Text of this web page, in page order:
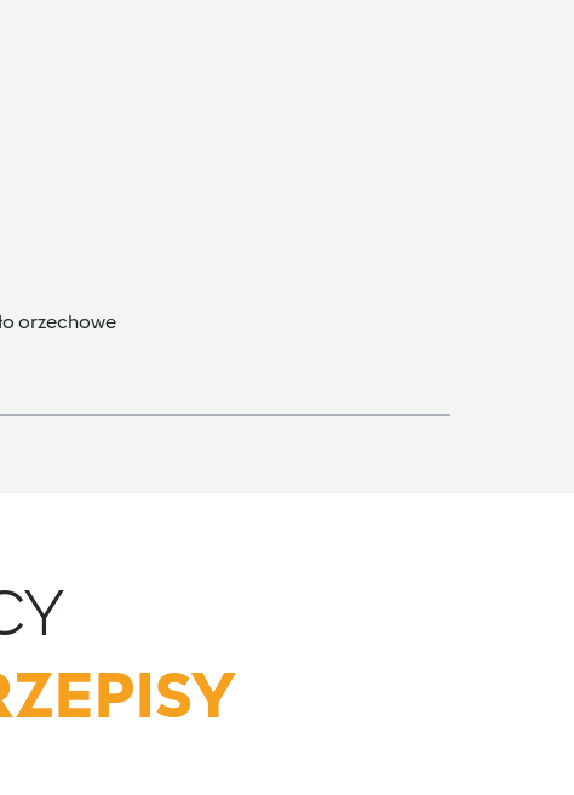
orzechowe